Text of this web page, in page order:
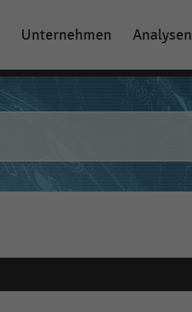
Unternehmen Analysen